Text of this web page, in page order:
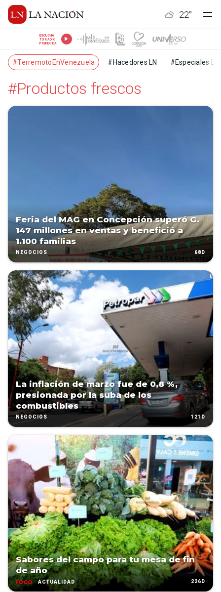
22°
ESCUCHÁ
TU RADIO
PREFERIDA
#TerremotoEnVenezuela #Hacedores LN #Especiales LN
#Productos frescos
Feria del MAG en Concepción superó G.
147 millones en ventas y benefició a
1.100 familias
NEGOCIOS 68D
La inflación de marzo fue de 0,8 %,
presionada por la suba de los
combustibles
NEGOCIOS 121D
Sabores del campo para tu mesa de fin
de año
ACTUALIDAD 226D